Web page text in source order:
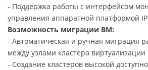
- Поддержка работы с интерфейсом
управления аппаратной платформой
Возможность миграции ВМ:
- Автоматическая и ручная миграция
между узлами кластера виртуализации
- Создание кластеров высокой